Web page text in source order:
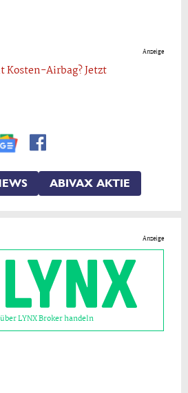
Anzeige
Kosten-Airbag? Jetzt
ABIVAX AKTIE
Anzeige
LYNX Broker handeln